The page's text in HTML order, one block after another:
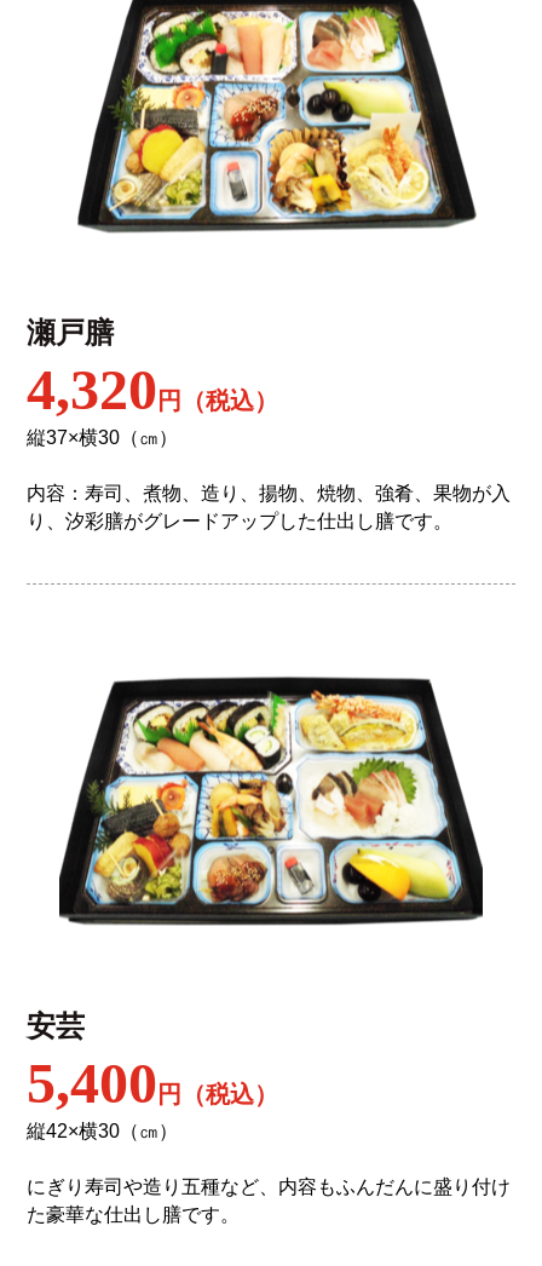
瀬戸膳
4,320 円（税込）
縦37×横30（㎝）
内容：寿司、煮物、造り、揚物、焼物、強肴、果物が入
り、汐彩膳がグレードアップした仕出し膳です。
安芸
5,400 円（税込）
縦42×横30（㎝）
にぎり寿司や造り五種など、内容もふんだんに盛り付け
た豪華な仕出し膳です。